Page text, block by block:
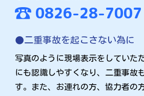
0826-28-7007
二重事故を起こさない為に
写真のように現場表示をしていた
にも認識しやすくなり、二重事故
す。また、お連れの方、協力者の